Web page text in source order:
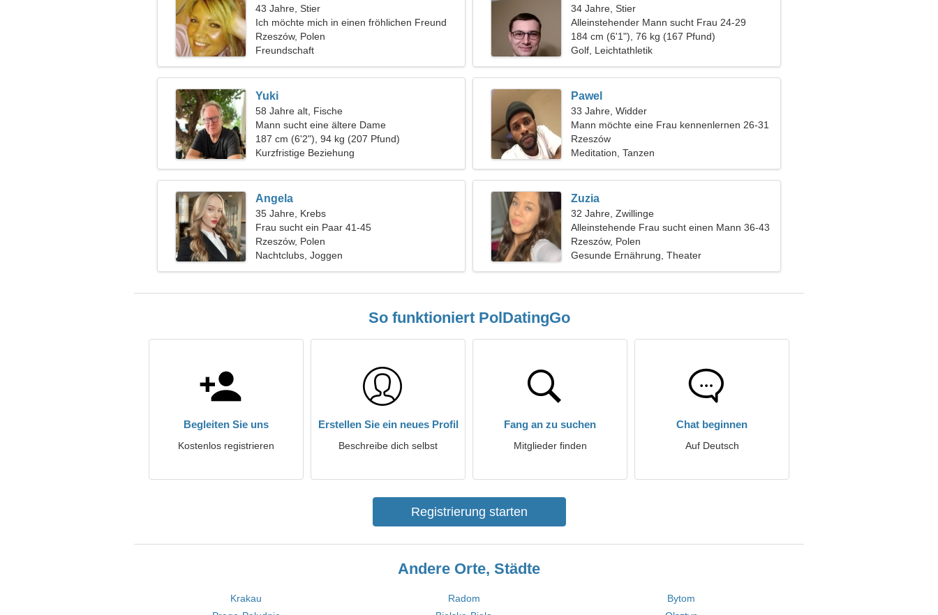
43 Jahre, Stier
Ich möchte mich in einen fröhlichen Freund
verlieben
Rzeszów, Polen
Freundschaft
34 Jahre, Stier
Alleinstehender Mann sucht Frau 24-29
184 cm (6'1"), 76 kg (167 Pfund)
Golf, Leichtathletik
Yuki
58 Jahre alt, Fische
Mann sucht eine ältere Dame
187 cm (6'2"), 94 kg (207 Pfund)
Kurzfristige Beziehung
Pawel
33 Jahre, Widder
Mann möchte eine Frau kennenlernen 26-31
Rzeszów
Meditation, Tanzen
Angela
35 Jahre, Krebs
Frau sucht ein Paar 41-45
Rzeszów, Polen
Nachtclubs, Joggen
Zuzia
32 Jahre, Zwillinge
Alleinstehende Frau sucht einen Mann 36-43
Rzeszów, Polen
Gesunde Ernährung, Theater
So funktioniert PolDatingGo
Begleiten Sie uns
Kostenlos registrieren
Erstellen Sie ein neues Profil
Beschreibe dich selbst
Fang an zu suchen
Mitglieder finden
Chat beginnen
Auf Deutsch
Registrierung starten
Andere Orte, Städte
Krakau Radom
Bytom